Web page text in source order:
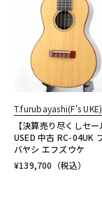
T.furubayashi(F's UKE)
【決算売り尽くしセー
USED 中古 RC-04UK
バヤシ エフズウケ
¥139,700 （税込）